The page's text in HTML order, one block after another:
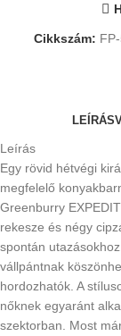
Cikkszám:
LEÍRÁS
Leírás
Egy rövid hétvégi
megfelelő
Greenburry
rekesze és négy
spontán
vállpántnak
hordozhatók. A
nőknek egyaránt
szektorban. Most